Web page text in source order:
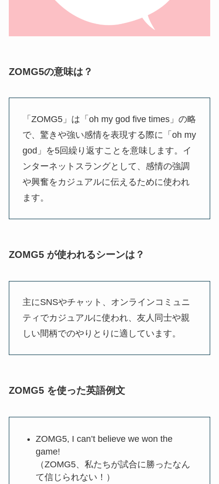
ZOMG5の意味は？
「ZOMG5」は「oh my god five times」の略
で、驚きや強い感情を表現する際に「oh my
god」を5回繰り返すことを意味します。イ
ンターネットスラングとして、感情の強調
や興奮をカジュアルに伝えるために使われ
ます。
ZOMG5 が使われるシーンは？
主にSNSやチャット、オンラインコミュニ
ティでカジュアルに使われ、友人同士や親
しい間柄でのやりとりに適しています。
ZOMG5 を使った英語例文
ZOMG5, I can’t believe we won the
game!
（ZOMG5、私たちが試合に勝ったなん
て信じられない！）